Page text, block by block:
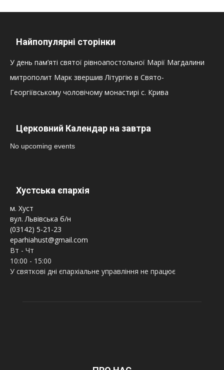
Найпопулярні сторінки
У день пам’яті святої рівноапостольної Марії Магдалини
митрополит Марк звершив Літургію в Свято-
Георгіївському чоловічому монастирі с. Крива
Церковний Календар на завтра
No upcoming events
Хустська єпархія
м. Хуст
вул. Львівська б/н
(03142) 5-21-23
eparhiahust@gmail.com
Вт - Чт
10:00 - 15:00
У святкові дні єпархіальне управління не працює